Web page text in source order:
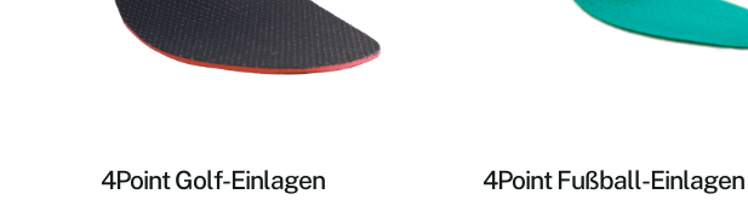
4Point Golf-Einlagen 4Point Fußball-Einlagen